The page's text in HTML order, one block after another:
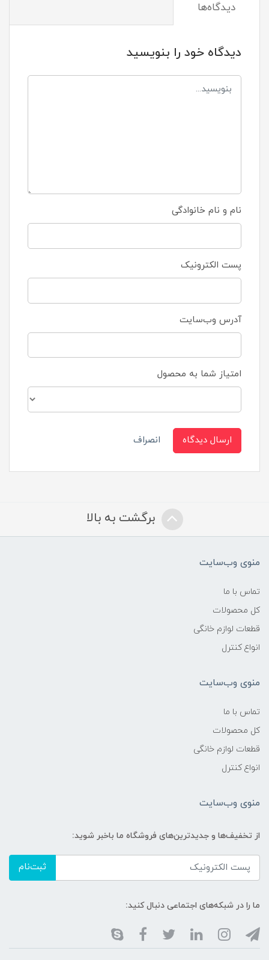
دیدگاه‌ها
دیدگاه خود را بنویسید
نام و نام خانوادگی
پست الکترونیک
آدرس وب‌سایت
امتیاز شما به محصول
ارسال دیدگاه انصراف
برگشت به بالا
منوی وب‌سایت
تماس با ما
کل محصولات
قطعات لوازم خانگی
انواع کنترل
منوی وب‌سایت
تماس با ما
کل محصولات
قطعات لوازم خانگی
انواع کنترل
منوی وب‌سایت
از تخفیف‌ها و جدیدترین‌های فروشگاه ما باخبر شوید:
ثبت‌نام
ما را در شبکه‌های اجتماعی دنبال کنید: